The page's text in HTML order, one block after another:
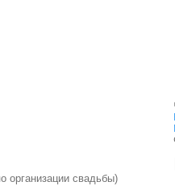
организации свадьбы)